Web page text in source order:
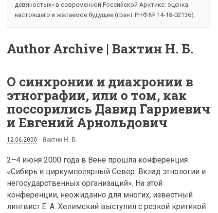
девяностых» в современной Российской Арктике: оценка
настоящего и желаемое будущее (грант РНФ № 14-18-02136).
Author Archive | Вахтин Н. Б.
О синхронии и диахронии в
этнографии, или о том, как
поссорились Давид Гарриевич
и Евгений Арнольдович
12.06.2000 Вахтин Н. Б.
2–4 июня 2000 года в Вене прошла конференция
«Сибирь и циркумполярный Север: Вклад этнологии и
негосударственных организаций». На этой
конференции, неожиданно для многих, известный
лингвист Е. А. Хелимский выступил с резкой критикой